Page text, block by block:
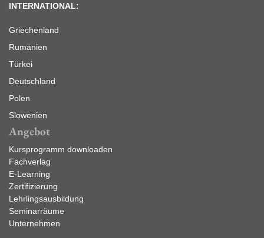
INTERNATIONAL:
Griechenland
Rumänien
Türkei
Deutschland
Polen
Slowenien
Angebot
Kursprogramm downloaden
Fachverlag
E-Learning
Zertifizierung
Lehrlingsausbildung
Seminarräume
Unternehmen